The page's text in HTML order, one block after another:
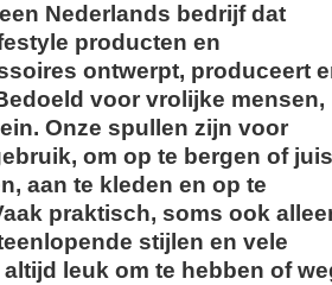
Nederlands bedrijf dat
producten en
ontwerpt, produceert
voor vrolijke mensen,
Onze spullen zijn voor
om op te bergen of
aan te kleden en op te
praktisch, soms ook
stijlen en vele
altijd leuk om te hebben of